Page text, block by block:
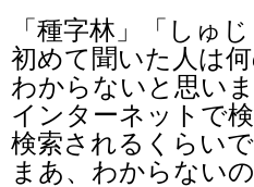
「種字林」「しゅ
初めて聞いた人は
わからないと思い
インターネットで
検索されるくらい
まあ、わからない